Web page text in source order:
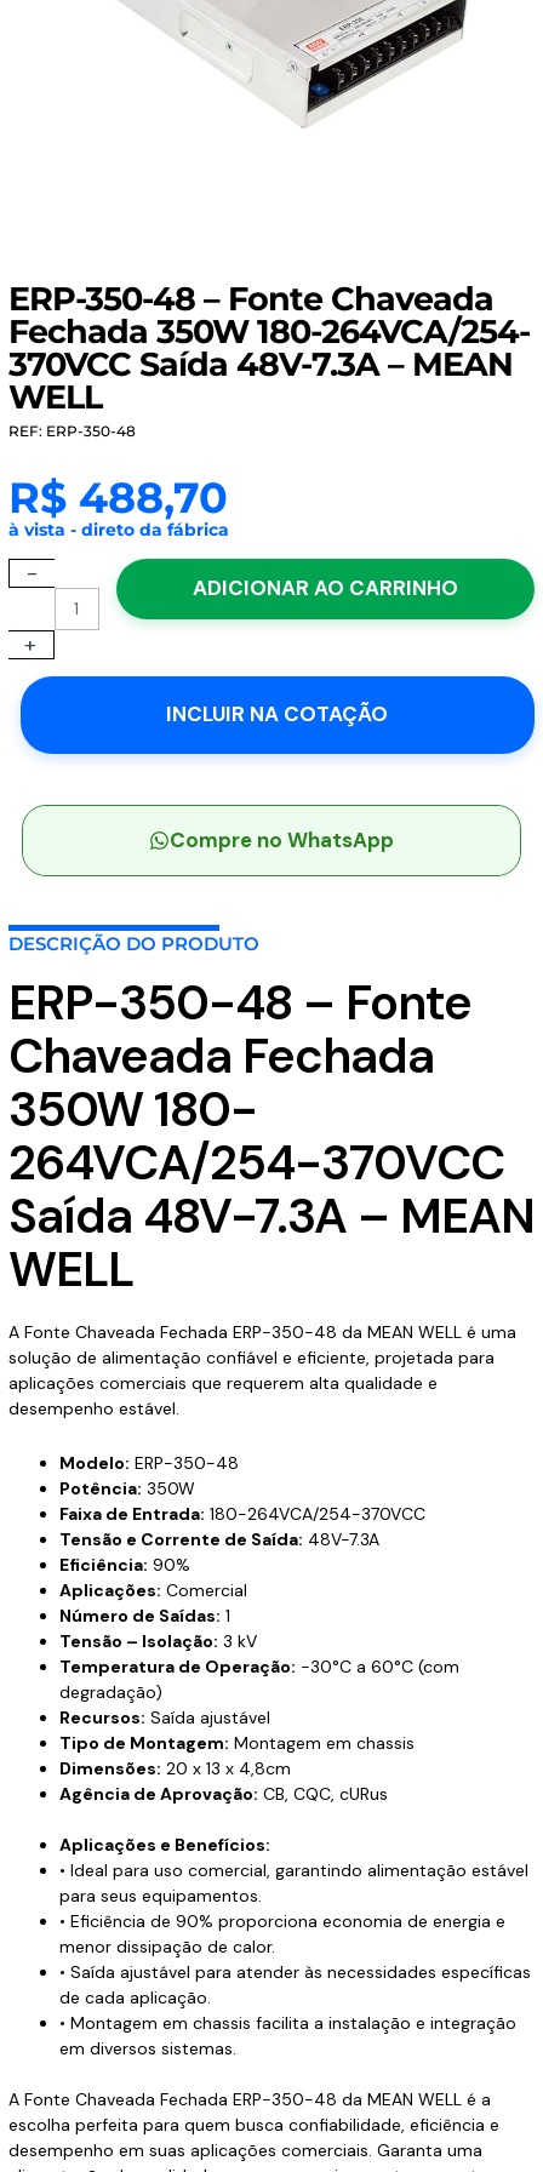
ERP-350-48 – Fonte Chaveada
Fechada 350W 180-264VCA/254-
370VCC Saída 48V-7.3A – MEAN
WELL
REF: ERP-350-48
R$488,70
à vista - direto da fábrica
-
ERP-
Fonte
Chaveada
Fechada
350W
264VCA/254-
Saída
-
WELL
quantidade
+
ADICIONAR AO CARRINHO
INCLUIR NA COTAÇÃO
Compre no WhatsApp
DESCRIÇÃO DO PRODUTO
ERP-350-48 – Fonte
Chaveada Fechada
350W 180-
264VCA/254-370VCC
Saída 48V-7.3A – MEAN
WELL
A Fonte Chaveada Fechada ERP-350-48 da MEAN WELL é uma
solução de alimentação confiável e eficiente, projetada para
aplicações comerciais que requerem alta qualidade e
desempenho estável.
Modelo: ERP-350-48
Potência: 350W
Faixa de Entrada: 180-264VCA/254-370VCC
Tensão e Corrente de Saída: 48V-7.3A
Eficiência: 90%
Aplicações: Comercial
Número de Saídas: 1
Tensão – Isolação: 3 kV
Temperatura de Operação: -30°C a 60°C (com
degradação)
Recursos: Saída ajustável
Tipo de Montagem: Montagem em chassis
Dimensões: 20 x 13 x 4,8cm
Agência de Aprovação: CB, CQC, cURus
Aplicações e Benefícios:
• Ideal para uso comercial, garantindo alimentação estável
para seus equipamentos.
• Eficiência de 90% proporciona economia de energia e
menor dissipação de calor.
• Saída ajustável para atender às necessidades específicas
de cada aplicação.
• Montagem em chassis facilita a instalação e integração
em diversos sistemas.
A Fonte Chaveada Fechada ERP-350-48 da MEAN WELL é a
escolha perfeita para quem busca confiabilidade, eficiência e
desempenho em suas aplicações comerciais. Garanta uma